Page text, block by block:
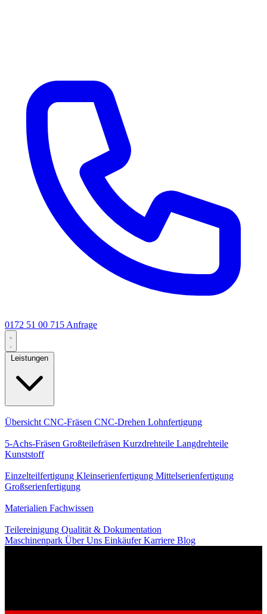
0172 51 00 715 Anfrage
Leistungen
Übersicht CNC-Fräsen CNC-Drehen Lohnfertigung
5-Achs-Fräsen Großteilefräsen Kurzdrehteile Langdrehteile
Kunststoff
Einzelteilfertigung Kleinserienfertigung Mittelserienfertigung
Großserienfertigung
Materialien Fachwissen
Teilereinigung Qualität & Dokumentation
Maschinenpark Über Uns EinkäuferKarriere Blog